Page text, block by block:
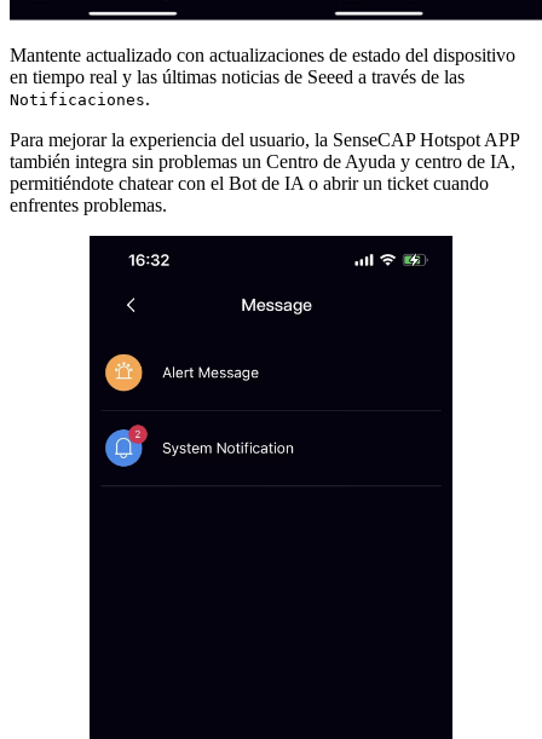
Mantente actualizado con actualizaciones de estado del dispositivo
en tiempo real y las últimas noticias de Seeed a través de las
Notificaciones.
Para mejorar la experiencia del usuario, la SenseCAP Hotspot APP
también integra sin problemas un Centro de Ayuda y centro de IA,
permitiéndote chatear con el Bot de IA o abrir un ticket cuando
enfrentes problemas.